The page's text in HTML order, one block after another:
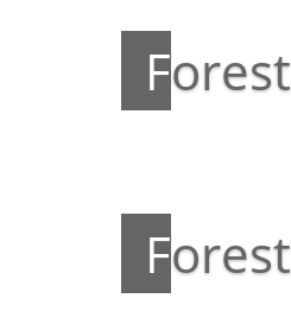
Forest
Forest